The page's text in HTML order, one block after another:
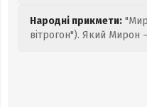
Народні прикмети:
вітрогон"). Який Мирон